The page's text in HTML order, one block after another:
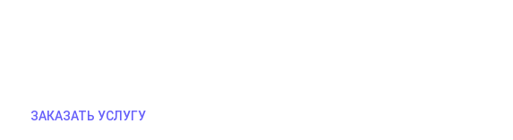
ЗАКАЗАТЬ УСЛУГУ